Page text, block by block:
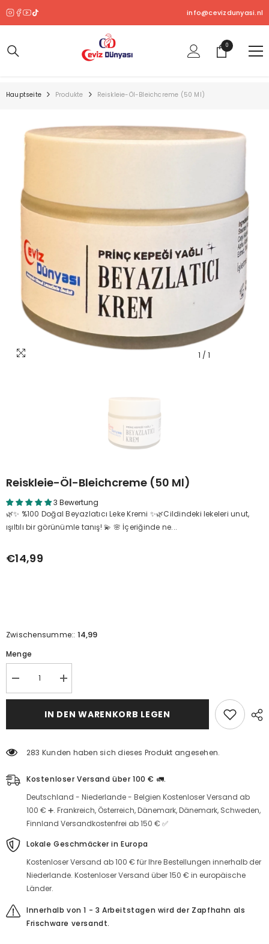
info@cevizdunyasi.nl
00
Produkt
Hauptseite Produkte Reiskleie-Öl-Bleichcreme (50 Ml)
1 / 1
Reiskleie-Öl-Bleichcreme (50 Ml)
3 Bewertung
🌿✨ %100 Doğal Beyazlatıcı Leke Kremi ✨🌿Cildindeki lekeleri unut,
ışıltılı bir görünümle tanış! 💫 🌸 İçeriğinde ne...
€14,99
Zwischensumme:: 14,99
Menge
kepeği
yağlı
beyazlatıcı
(50ml)
azaltın
Pirinç
kepeği
yağlı
beyazlatıcı
krem
(50ml)
artırın
IN DEN WARENKORB LEGEN
283 Kunden haben sich dieses Produkt angesehen.
Kostenloser Versand über 100 € 🚛.
Deutschland - Niederlande - Belgien Kostenloser Versand ab
100 € ➕. Frankreich, Österreich, Dänemark, Dänemark, Schweden,
Finnland Versandkostenfrei ab 150 € ✅
Lokale Geschmäcker in Europa
Kostenloser Versand ab 100 € für Ihre Bestellungen innerhalb der
Niederlande. Kostenloser Versand über 150 € in europäische
Länder.
Innerhalb von 1 - 3 Arbeitstagen wird der Zapfhahn als
Frischware versandt.